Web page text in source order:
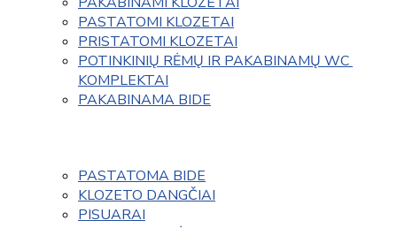
PASTATOMI KLOZETAI
PRISTATOMI KLOZETAI
POTINKINIŲ RĖMŲ IR PAKABINAMŲ WC
KOMPLEKTAI
PAKABINAMA BIDE
PASTATOMA BIDE
KLOZETO DANGČIAI
PISUARAI